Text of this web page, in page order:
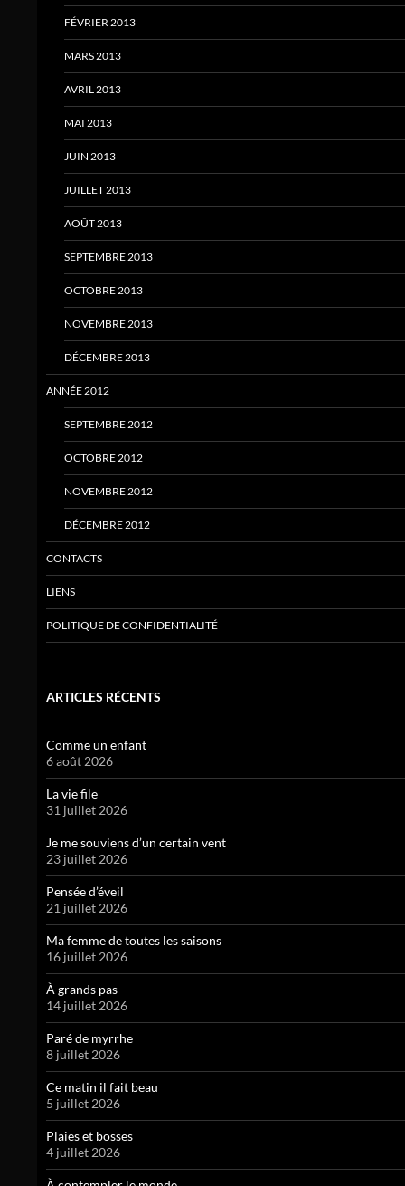
FÉVRIER 2013
MARS 2013
AVRIL 2013
MAI 2013
JUIN 2013
JUILLET 2013
AOÛT 2013
SEPTEMBRE 2013
OCTOBRE 2013
NOVEMBRE 2013
DÉCEMBRE 2013
ANNÉE 2012
SEPTEMBRE 2012
OCTOBRE 2012
NOVEMBRE 2012
DÉCEMBRE 2012
CONTACTS
LIENS
POLITIQUE DE CONFIDENTIALITÉ
ARTICLES RÉCENTS
Comme un enfant
6 août 2026
La vie file
31 juillet 2026
Je me souviens d’un certain vent
23 juillet 2026
Pensée d’éveil
21 juillet 2026
Ma femme de toutes les saisons
16 juillet 2026
À grands pas
14 juillet 2026
Paré de myrrhe
8 juillet 2026
Ce matin il fait beau
5 juillet 2026
Plaies et bosses
4 juillet 2026